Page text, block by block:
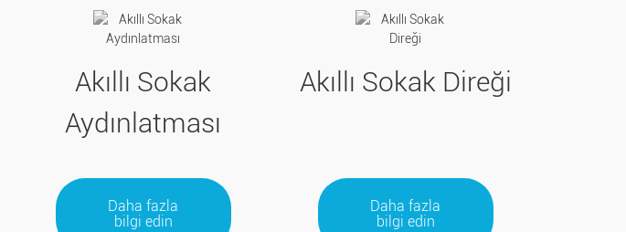
Akıllı Sokak
Aydınlatması
Daha fazla
bilgi edin
Akıllı Sokak Direği
Daha fazla
bilgi edin